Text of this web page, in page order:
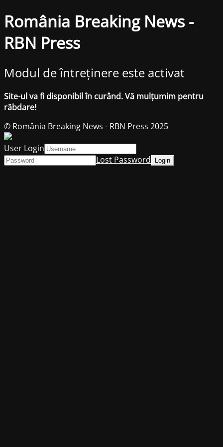
România Breaking News -
RBN Press
Modul de întreținere este activat
Site-ul va fi disponibil în curând. Vă mulțumim pentru
răbdare!
© România Breaking News - RBN Press 2025
User Login
Lost Password